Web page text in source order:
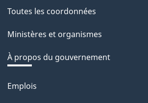
site
Toutes les coordonnées
Ministères et organismes
À propos du gouvernement
Thèmes
Emplois